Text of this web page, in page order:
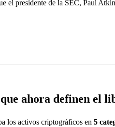
el presidente de la SEC, Paul
ahora definen el
los activos criptográficos en 5